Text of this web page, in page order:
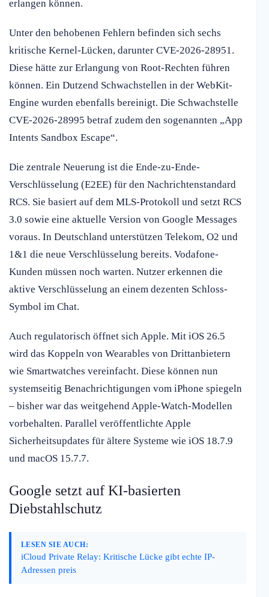
erlangen können.
Unter den behobenen Fehlern befinden sich sechs
kritische Kernel-Lücken, darunter CVE-2026-28951.
Diese hätte zur Erlangung von Root-Rechten führen
können. Ein Dutzend Schwachstellen in der WebKit-
Engine wurden ebenfalls bereinigt. Die Schwachstelle
CVE-2026-28995 betraf zudem den sogenannten „App
Intents Sandbox Escape“.
Die zentrale Neuerung ist die Ende-zu-Ende-
Verschlüsselung (E2EE) für den Nachrichtenstandard
RCS. Sie basiert auf dem MLS-Protokoll und setzt RCS
3.0 sowie eine aktuelle Version von Google Messages
voraus. In Deutschland unterstützen Telekom, O2 und
1&1 die neue Verschlüsselung bereits. Vodafone-
Kunden müssen noch warten. Nutzer erkennen die
aktive Verschlüsselung an einem dezenten Schloss-
Symbol im Chat.
Auch regulatorisch öffnet sich Apple. Mit iOS 26.5
wird das Koppeln von Wearables von Drittanbietern
wie Smartwatches vereinfacht. Diese können nun
systemseitig Benachrichtigungen vom iPhone spiegeln
– bisher war das weitgehend Apple-Watch-Modellen
vorbehalten. Parallel veröffentlichte Apple
Sicherheitsupdates für ältere Systeme wie iOS 18.7.9
und macOS 15.7.7.
Google setzt auf KI-basierten
Diebstahlschutz
LESEN SIE AUCH:
iCloud Private Relay: Kritische Lücke gibt echte IP-
Adressen preis